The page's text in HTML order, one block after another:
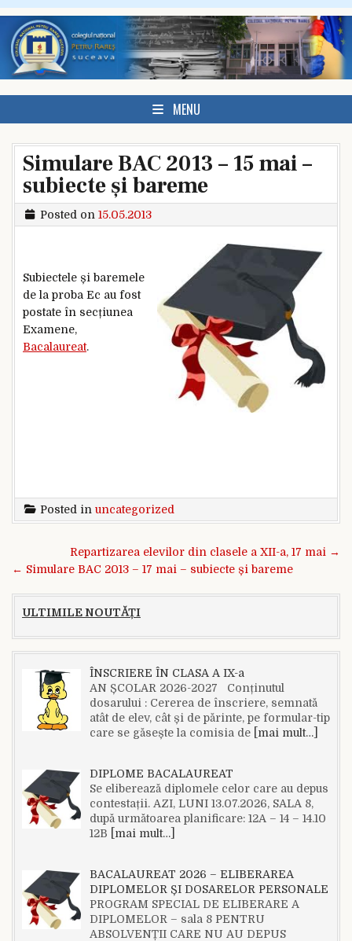
Skip to content
MENU
Simulare BAC 2013 – 15 mai –
subiecte și bareme
Posted on 15.05.2013
Subiectele și baremele
de la proba Ec au fost
postate în secțiunea
Examene,
Bacalaureat.
Posted in uncategorized
Navigare în articole
Repartizarea elevilor din clasele a XII-a, 17 mai →
← Simulare BAC 2013 – 17 mai – subiecte și bareme
ULTIMILE NOUTĂȚI
ÎNSCRIERE ÎN CLASA A IX-a
AN ȘCOLAR 2026-2027 Conținutul
dosarului : Cererea de înscriere, semnată
atât de elev, cât și de părinte, pe formular-tip
care se găsește la comisia de
[mai mult…]
DIPLOME BACALAUREAT
Se eliberează diplomele celor care au depus
contestații. AZI, LUNI 13.07.2026, SALA 8,
după următoarea planificare: 12A – 14 – 14.10
12B
[mai mult…]
BACALAUREAT 2026 – ELIBERAREA
DIPLOMELOR ȘI DOSARELOR PERSONALE
PROGRAM SPECIAL DE ELIBERARE A
DIPLOMELOR – sala 8 PENTRU
ABSOLVENȚII CARE NU AU DEPUS